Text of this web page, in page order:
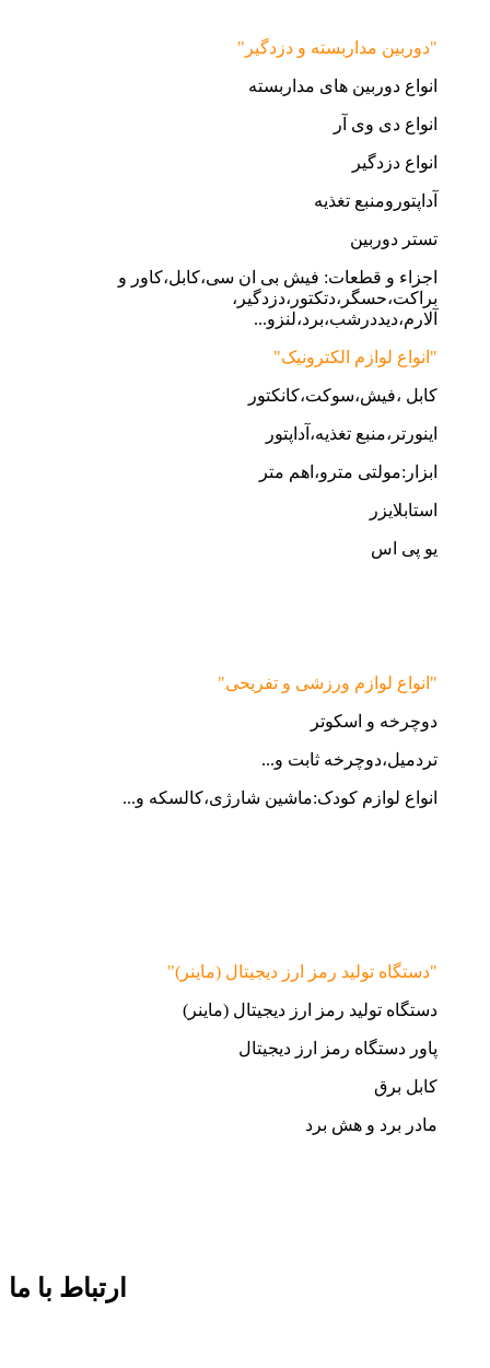
"دوربین مداربسته و دزدگیر"
انواع دوربین های مداربسته
انواع دی وی آر
انواع دزدگیر
آداپتورومنبع تغذیه
تستر دوربین
اجزاء و قطعات: فیش بی ان سی،کابل،کاور و
براکت،حسگر،دتکتور،دزدگیر،
آلارم،دیددرشب،برد،لنزو...
"انواع لوازم الکترونیک"
کابل ،فیش،سوکت،کانکتور
اینورتر،منبع تغذیه،آداپتور
ابزار:مولتی مترو،اهم متر
استابلایزر
یو پی اس
"انواع لوازم ورزشی و تفریحی"
دوچرخه و اسکوتر
تردمیل،دوچرخه ثابت و...
انواع لوازم کودک:ماشین شارژی،کالسکه و...
"دستگاه تولید رمز ارز دیجیتال (ماینر)"
دستگاه تولید رمز ارز دیجیتال (ماینر)
پاور دستگاه رمز ارز دیجیتال
کابل برق
مادر برد و هش برد
ارتباط با ما